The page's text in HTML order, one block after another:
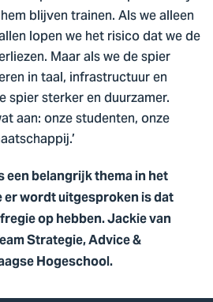
blijven trainen. Als we alleen
lopen we het risico dat we de
Maar als we de spier
in taal, infrastructuur en
sterker en duurzamer.
aan: onze studenten, onze
belangrijk thema in het
er wordt uitgesproken is dat
op hebben. Jackie van
Strategie, Advice &
Hogeschool.